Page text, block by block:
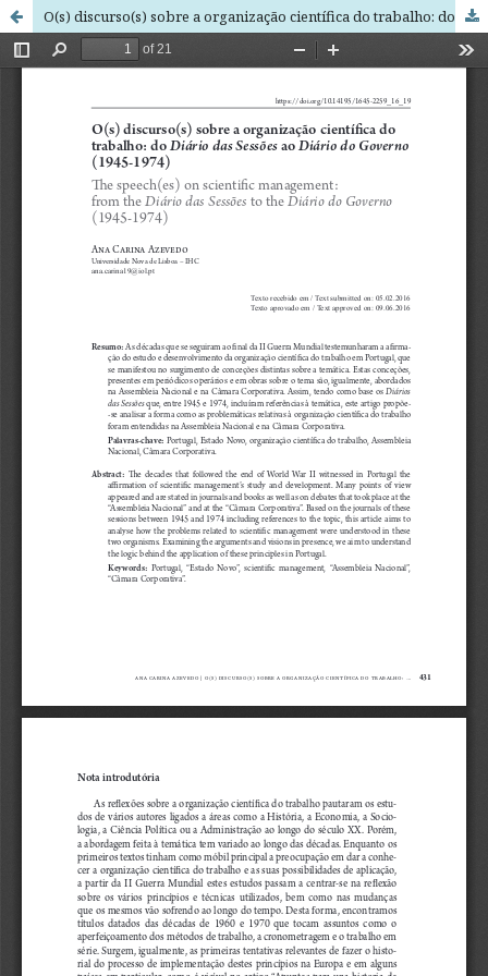
O(s) discurso(s) sobre a organização científica do trabalho: do Diário das Sessões ao Diário do Governo (1945-1974)